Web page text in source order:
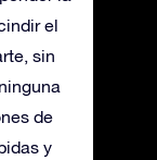
el
sin
de
y